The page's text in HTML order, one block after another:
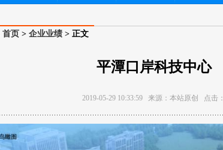
首页> 企业业绩> 正文
平潭口岸科技中心
2019-05-29 10:33:59 来源：本站原创 点击：